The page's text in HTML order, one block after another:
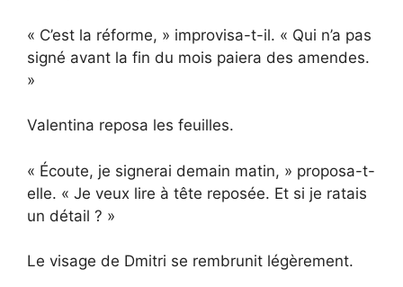
« C’est la réforme, » improvisa-t-il. « Qui n’a pas
signé avant la fin du mois paiera des amendes.
»
Valentina reposa les feuilles.
« Écoute, je signerai demain matin, » proposa-t-
elle. « Je veux lire à tête reposée. Et si je ratais
un détail ? »
Le visage de Dmitri se rembrunit légèrement.